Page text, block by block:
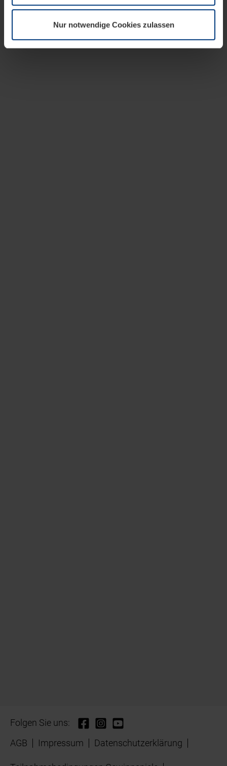
wir Ihre Erlaubnis. Ihre Einwilligung können Sie jederzeit
Datenschutzerklärungunserer Website ändern oder
widerrufen.
Nur notwendige Cookies zulassen
Folgen Sie uns:
AGB
Impressum Datenschutzerklärung